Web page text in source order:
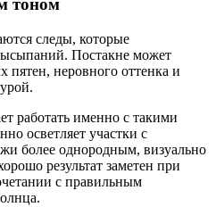
тоном
следы, которые
Постакне может
пятен, неровного оттенка и
работать именно с такими
осветляет участки с
более однородным, визуально
результат заметен при
с правильным